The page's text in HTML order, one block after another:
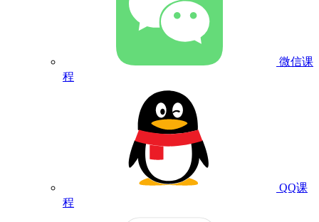
微信课
程
QQ课
程